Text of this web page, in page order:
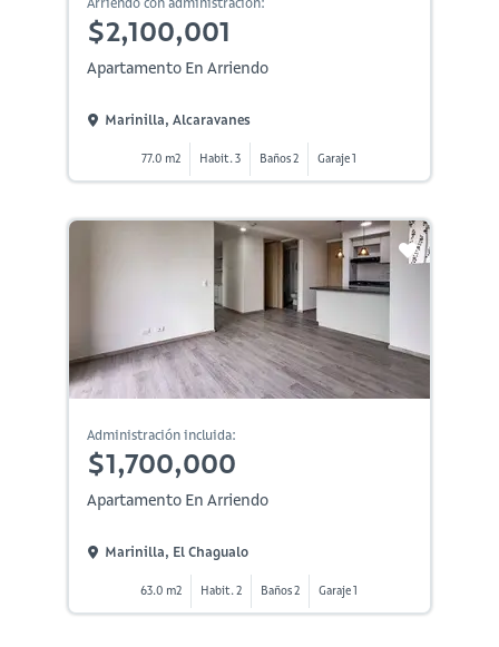
$2,100,001
Apartamento En Arriendo
Marinilla, Alcaravanes
77.0 m2 Habit. 3 Baños 2 Garaje 1
Administración incluida:
$1,700,000
Apartamento En Arriendo
Marinilla, El Chagualo
63.0 m2 Habit. 2 Baños 2 Garaje 1